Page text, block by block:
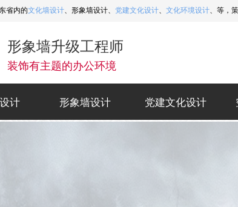
形象墙升级工程师
装饰有主题的办公环境
省内的文化墙设计、形象墙设计、 党建文化设计、 文化环境设计、等，
计 形象墙设计 党建文化设计